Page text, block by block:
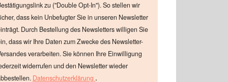
zu ("Double Opt-In"). So stellen wir
dass kein Unbefugter Sie in unseren Newsletter
Durch Bestellung des Newsletters willigen Sie
dass wir Ihre Daten zum Zwecke des Newsletter-
verarbeiten. Sie können Ihre Einwilligung
widerrufen und den Newsletter wieder
Datenschutzerklärung .